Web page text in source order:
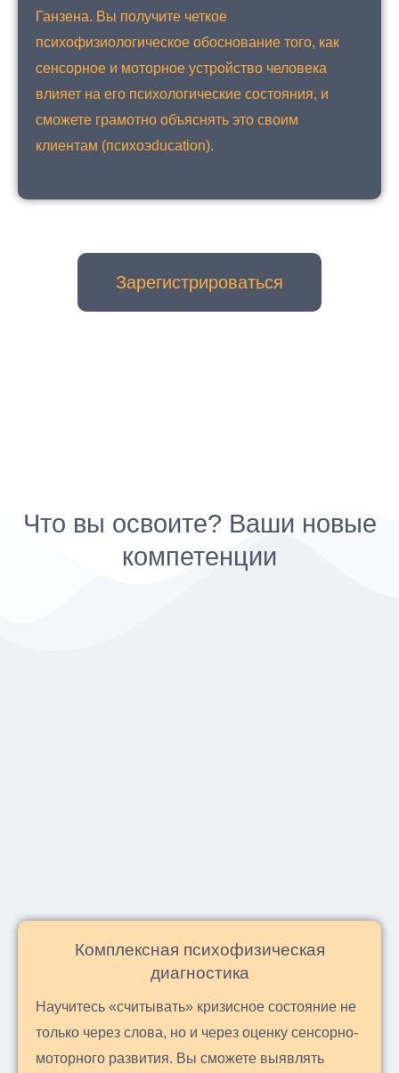
Ганзена. Вы получите четкое
психофизиологическое обоснование того, как
сенсорное и моторное устройство человека
влияет на его психологические состояния, и
сможете грамотно объяснять это своим
клиентам (психоэducation).
Зарегистрироваться
Что вы освоите? Ваши новые
компетенции
Комплексная психофизическая
диагностика
Научитесь «считывать» кризисное состояние не
только через слова, но и через оценку сенсорно-
моторного развития. Вы сможете выявлять